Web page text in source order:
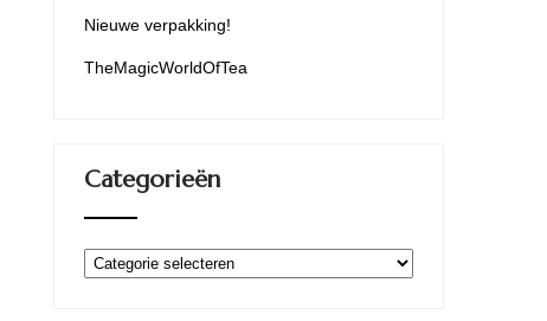
Nieuwe verpakking!
TheMagicWorldOfTea
Categorieën
Categorieën